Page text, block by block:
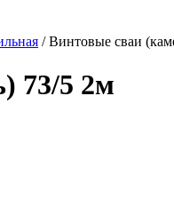
/Винтовые сваи
73/5 2м